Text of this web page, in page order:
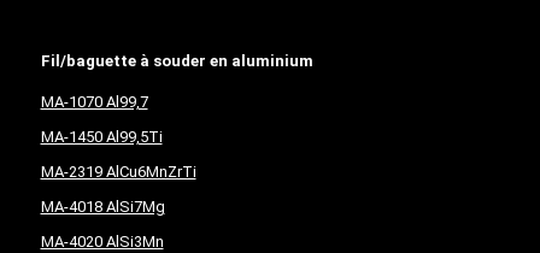
Fil/baguette à souder en aluminium
MA-1070 Al99,7
MA-1450 Al99,5Ti
MA-2319 AlCu6MnZrTi
MA-4018 AlSi7Mg
MA-4020 AlSi3Mn